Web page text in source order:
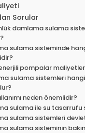
Sorular
damlama sulama
sulama sisteminde
pompalar
sulama sistemleri
neden önemlidir?
sulama ile su tasarrufu
sulama sistemleri
sulama sisteminin